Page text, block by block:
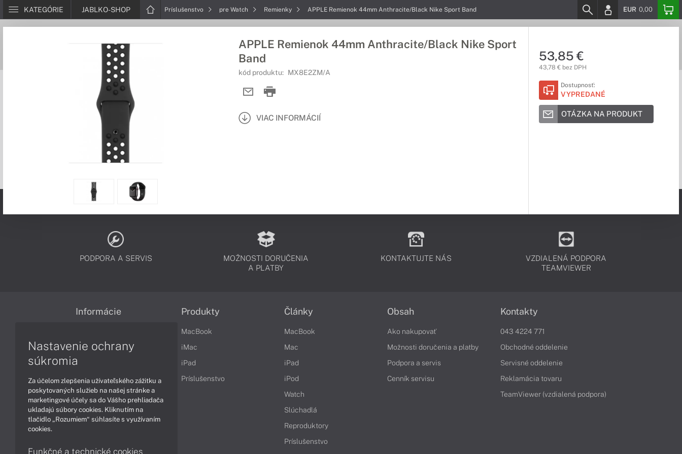
KATEGÓRIE JABLKO-SHOP Príslušenstvo pre Watch Remienky APPLE Remienok 44mm Anthracite/Black Nike Sport Band EUR 0,00
APPLE Remienok 44mm Anthracite/Black Nike Sport
Band
kód produktu: MX8E2ZM/A
VIAC INFORMÁCIÍ
53,85 €
43,78 € bez DPH
Dostupnosť:
VYPREDANÉ
OTÁZKA NA PRODUKT
PODPORA A SERVIS
MOŽNOSTI DORUČENIA
A PLATBY
KONTAKTUJTE NÁS
VZDIALENÁ PODPORA
TEAMVIEWER
Informácie
Reklamačné podmienky
Ochrana osobných údajov
Vrátenie tovaru
Vyhlásenie o prístupnosti
Cookies
Produkty
MacBook
iMac
iPad
Príslušenstvo
Články
MacBook
Mac
iPad
iPod
Watch
Slúchadlá
Reproduktory
Príslušenstvo
Obsah
Ako nakupovať
Možnosti doručenia a platby
Podpora a servis
Cenník servisu
Kontakty
043 4224 771
Obchodné oddelenie
Servisné oddelenie
Reklamácia tovaru
TeamViewer (vzdialená podpora)
Nastavenie ochrany
súkromia
Za účelom zlepšenia užívateľského zážitku a
poskytovaných služieb na našej stránke a
marketingové účely sa do Vášho prehliadača
ukladajú súbory cookies. Kliknutím na
tlačidlo „Rozumiem“ súhlasíte s využívaním
cookies.
Funkčné a technické cookies